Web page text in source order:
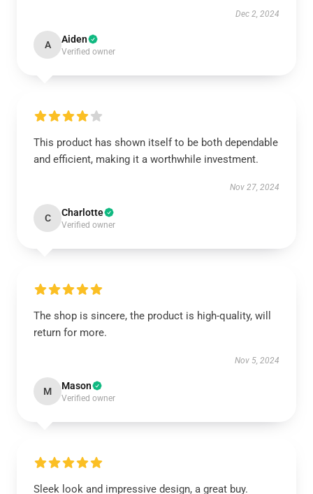
Dec 2, 2024
A Aiden
Verified owner
This product has shown itself to be both dependable
and efficient, making it a worthwhile investment.
Nov 27, 2024
C Charlotte
Verified owner
The shop is sincere, the product is high-quality, will
return for more.
Nov 5, 2024
M Mason
Verified owner
Sleek look and impressive design, a great buy.